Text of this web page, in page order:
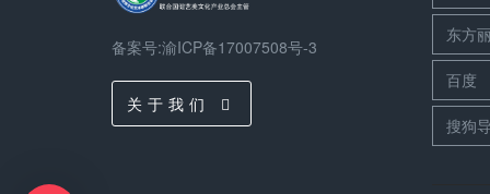
备案号:渝ICP备17007508号-3
关 于 我 们
东方
百度
搜狗